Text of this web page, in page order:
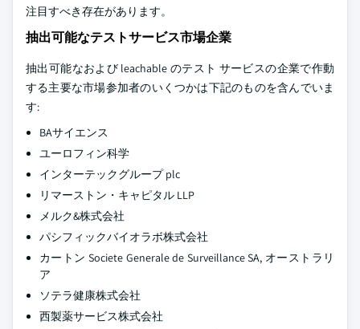
注目すべき存在があります。
抽出可能なテストサービス市場企業
抽出可能なおよび leachable のテスト サービスの企業で作動
する主要な市場参加者のいくつかは下記のものを含んでいま
す:
BAサイエンス
ユーロフィン科学
インターテックグループ plc
リマーストン・キャピタル LLP
メルク&株式会社
パシフィックバイオラボ株式会社
カートン Societe Generale de Surveillance SA, オーストラリ
ア
ソテラ健康株式会社
西製薬サービス株式会社